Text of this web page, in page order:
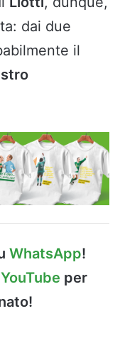
dai due
il
WhatsApp!
per